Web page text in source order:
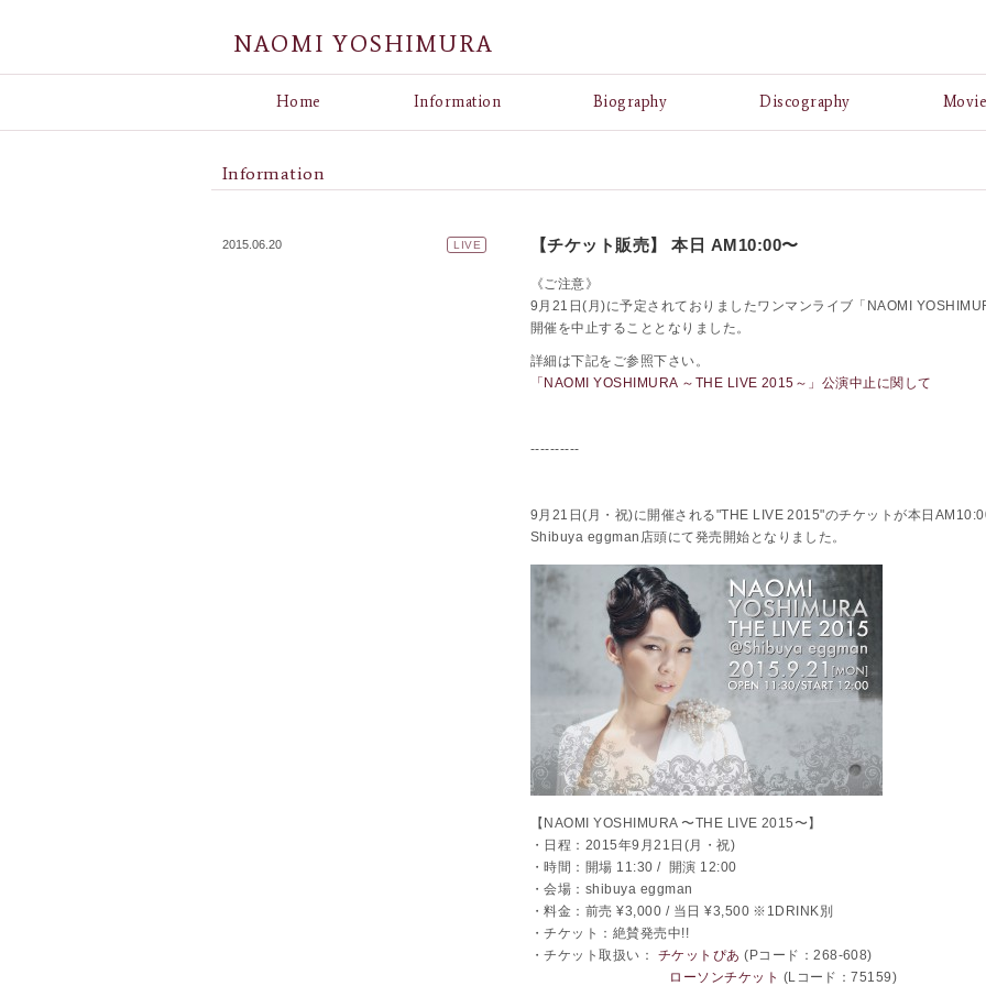
NAOMI YOSHIMURA
Home Information Biography Discography Movie
Information
LIVE
2015.06.20 【チケット販売】 本日 AM10:00〜
《ご注意》
9月21日(月)に予定されておりましたワンマンライブ「NAOMI
開催を中止することとなりました。
詳細は下記をご参照下さい。
「NAOMI YOSHIMURA ～THE LIVE 2015～」公演中止に関して
----------
9月21日(月・祝)に開催される"THE LIVE 2015"のチケットが本日
Shibuya eggman店頭にて発売開始となりました。
【NAOMI YOSHIMURA 〜THE LIVE 2015〜】
・日程：2015年9月21日(月・祝)
・時間：開場 11:30 / 開演 12:00
・会場：shibuya eggman
・料金：前売 ¥3,000 / 当日 ¥3,500 ※1DRINK別
・チケット：絶賛発売中!!
・チケット取扱い： チケットぴあ (Pコード：268-608)
ローソンチケット (Lコード：75159)